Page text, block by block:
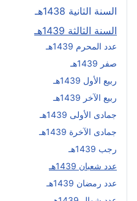
السنة الثانية 1438هـ
السنة الثالثة 1439هـ
عدد المحرم 1439هـ
صفر 1439هـ
ربيع الأول 1439هـ
ربيع الآخر 1439هـ
جمادى الأولى 1439هـ
جمادى الآخرة 1439هـ
رجب 1439هـ
عدد شعبان 1439هـ
عدد رمضان 1439هـ